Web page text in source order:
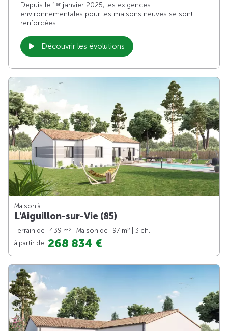
Depuis le 1er janvier 2025, les exigences
environnementales pour les maisons neuves se sont
renforcées.
Découvrir les évolutions
Maison à
L'Aiguillon-sur-Vie (85)
Terrain de : 439 m2 | Maison de : 97 m2
| 3 ch.
à partir de 268 834 €